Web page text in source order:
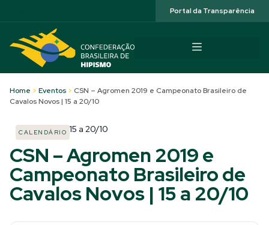
Portal da Transparência
Home > Eventos > CSN – Agromen 2019 e Campeonato Brasileiro de
Cavalos Novos | 15 a 20/10
CALENDÁRIO 15 a 20/10
CSN – Agromen 2019 e
Campeonato Brasileiro de
Cavalos Novos | 15 a 20/10